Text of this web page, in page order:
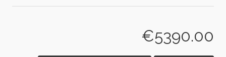
€5390.00